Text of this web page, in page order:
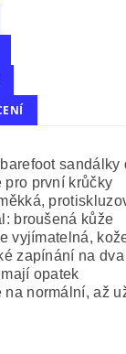
sandálky
pro první krůčky
broušená kůže
vyjímatelná,
zapínání na
opatek
na normální, až